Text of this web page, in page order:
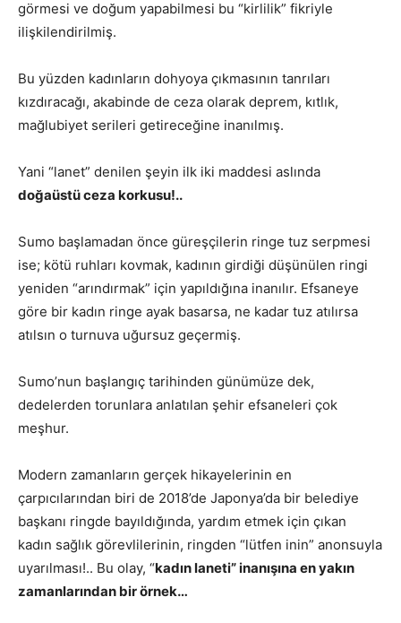
görmesi ve doğum yapabilmesi bu “kirlilik” fikriyle
ilişkilendirilmiş.
Bu yüzden kadınların dohyoya çıkmasının tanrıları
kızdıracağı, akabinde de ceza olarak deprem, kıtlık,
mağlubiyet serileri getireceğine inanılmış.
Yani “lanet” denilen şeyin ilk iki maddesi aslında
doğaüstü ceza korkusu!..
Sumo başlamadan önce güreşçilerin ringe tuz serpmesi
ise; kötü ruhları kovmak, kadının girdiği düşünülen ringi
yeniden “arındırmak” için yapıldığına inanılır. Efsaneye
göre bir kadın ringe ayak basarsa, ne kadar tuz atılırsa
atılsın o turnuva uğursuz geçermiş.
Sumo’nun başlangıç tarihinden günümüze dek,
dedelerden torunlara anlatılan şehir efsaneleri çok
meşhur.
Modern zamanların gerçek hikayelerinin en
çarpıcılarından biri de 2018’de Japonya’da bir belediye
başkanı ringde bayıldığında, yardım etmek için çıkan
kadın sağlık görevlilerinin, ringden “lütfen inin” anonsuyla
uyarılması!.. Bu olay, “kadın laneti” inanışına en yakın
zamanlarından bir örnek…